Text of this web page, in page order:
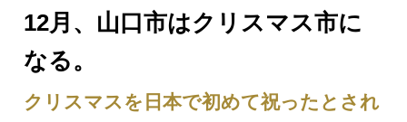
12月、山口市はクリスマス市に
なる。
クリスマスを日本で初めて祝ったとされ